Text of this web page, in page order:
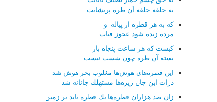
به حلقه حلقه آن طره پریشانت
كه به هر قطره از پیاله او
مرده زنده شود عجوز فتات
كیست كه هر ساعت پنجاه بار
بسته آن طره چون شست نیست
این قطره‌های هوش‌ها مغلوب بحر هوش شد
ذرات این جان ریزه‌ها مستهلك جانانه شد
زان صد هزاران قطره‌ها یك قطره ناید بر زمین